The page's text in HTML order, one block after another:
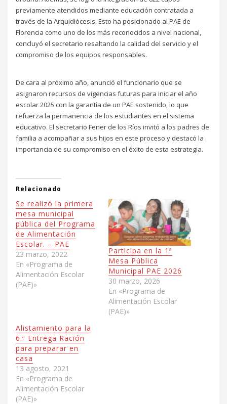
previamente atendidos mediante educación contratada a
través de la Arquidiócesis. Esto ha posicionado al PAE de
Florencia como uno de los más reconocidos a nivel nacional,
concluyó el secretario resaltando la calidad del servicio y el
compromiso de los equipos responsables.
De cara al próximo año, anunció el funcionario que se
asignaron recursos de vigencias futuras para iniciar el año
escolar 2025 con la garantía de un PAE sostenido, lo que
refuerza la permanencia de los estudiantes en el sistema
educativo. El secretario Fener de los Ríos invitó a los padres de
familia a acompañar a sus hijos en este proceso y destacó la
importancia de su compromiso en el éxito de esta estrategia.
Relacionado
Se realizó la primera
mesa municipal
pública del Programa
de Alimentación
Escolar. – PAE
23 marzo, 2022
En «Programa de
Alimentación Escolar
(PAE)»
Participa en la 1ª
Mesa Pública
Municipal PAE 2026
30 marzo, 2026
En «Programa de
Alimentación Escolar
(PAE)»
Alistamiento para la
6.ª Entrega Ración
para preparar en
casa
13 agosto, 2021
En «Programa de
Alimentación Escolar
(PAE)»